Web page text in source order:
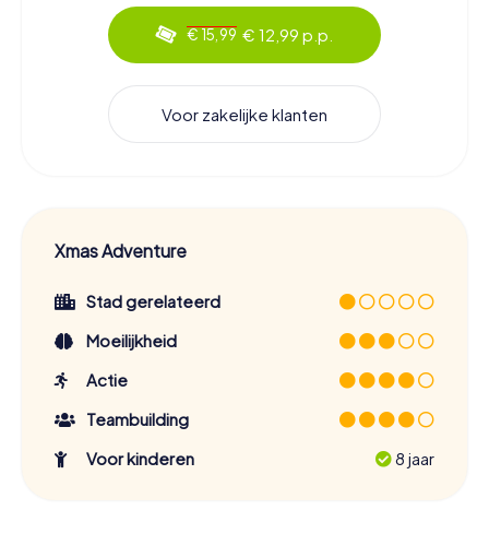
€ 15,99 € 12,99 p.p.
Voor zakelijke klanten
Xmas Adventure
Stad gerelateerd
Moeilijkheid
Actie
Teambuilding
Voor kinderen
8 jaar